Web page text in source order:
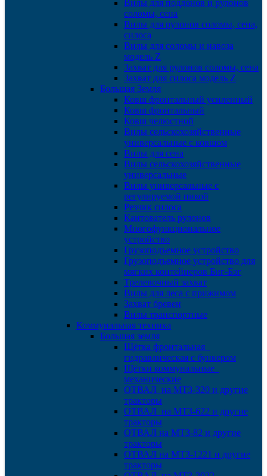
Вилы для поддонов и рулонов
соломы, сена
Вилы для рулонов соломы, сена,
силоса
Вилы для соломы и навоза
модель Z
Захват для рулонов соломы, сена
Захват для силоса модель Z
Большая Земля
Ковш фронтальный усиленный
Ковш фронтальный
Ковш челюстной
Вилы сельскохозяйственные
универсальные с ковшом
Вилы для сена
Вилы сельскохозяйственные
универсальные
Вилы универсальные с
регулируемой пикой
Резчик силоса
Кантователь рулонов
Многофункциональное
устройство
Грузоподъемное устройство
Грузоподъемное устройство для
мягких контейнеров Биг-Бэг
Трелевочный захват
Вилы для леса с прижимом
Захват бревен
Вилы транспортные
Коммунальная техника
Большая земля
Щётка фронтальная
гидравлическая с бункером
Щётки коммунальные
механические
ОТВАЛ на МТЗ-320 и другие
тракторы
ОТВАЛ на МТЗ-622 и другие
тракторы
ОТВАЛ на МТЗ-82 и другие
тракторы
ОТВАЛ на МТЗ-1221 и другие
тракторы